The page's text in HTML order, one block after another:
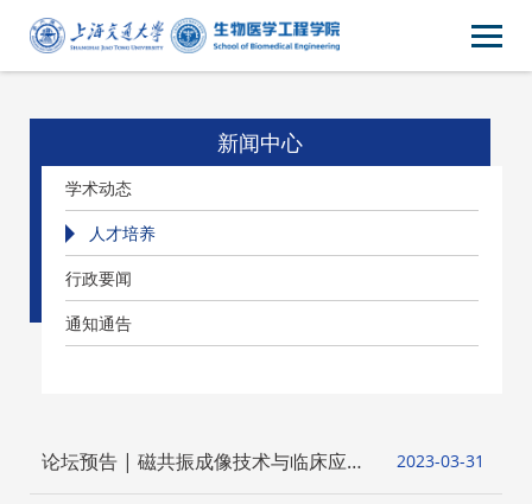
新闻中心
学术动态
人才培养
行政要闻
通知通告
论坛预告 | 磁共振成像技术与临床应用
研究生学术交流论坛
31
2023-03